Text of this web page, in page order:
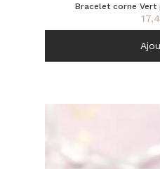
Bracelet corne Vert